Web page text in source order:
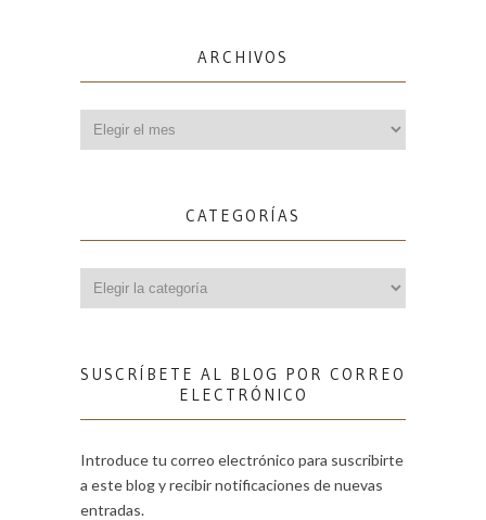
ARCHIVOS
CATEGORÍAS
SUSCRÍBETE AL BLOG POR CORREO
ELECTRÓNICO
Introduce tu correo electrónico para suscribirte
a este blog y recibir notificaciones de nuevas
entradas.